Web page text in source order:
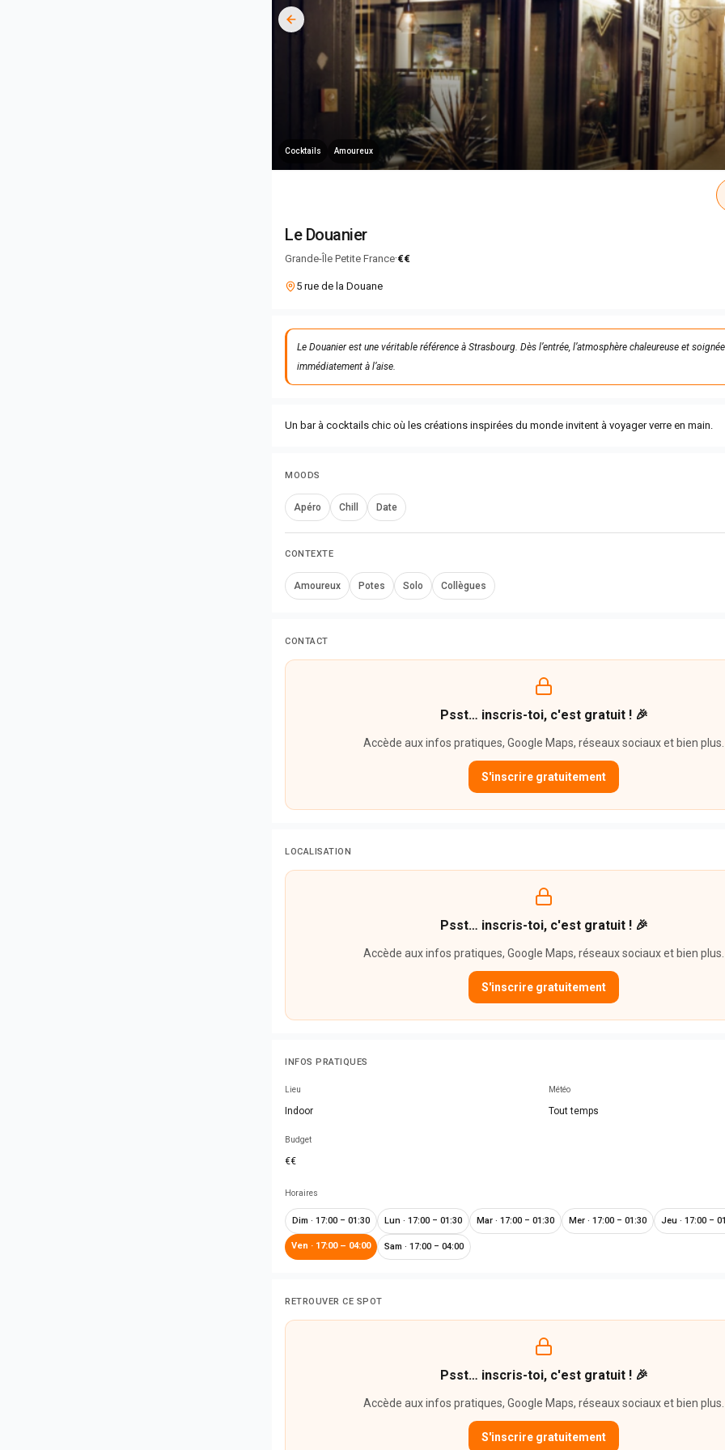
Cocktails Amoureux
Le Douanier
Grande-Île Petite France·€€
5 rue de la Douane
Le Douanier est une véritable référence à Strasbourg. Dès l’entrée, l’atmosphère chaleureuse et
immédiatement à l’aise.
Un bar à cocktails chic où les créations inspirées du monde invitent à voyager verre en main.
MOODS
Apéro Chill Date
CONTEXTE
Amoureux Potes Solo Collègues
CONTACT
Psst… inscris-toi, c'est gratuit ! 🎉
Accède aux infos pratiques, Google Maps, réseaux sociaux et bien plus.
S'inscrire gratuitement
LOCALISATION
Psst… inscris-toi, c'est gratuit ! 🎉
Accède aux infos pratiques, Google Maps, réseaux sociaux et bien plus.
S'inscrire gratuitement
INFOS PRATIQUES
Lieu
Indoor
Météo
Tout temps
Budget
€€
Horaires
Dim · 17:00 – 01:30 Lun · 17:00 – 01:30 Mar · 17:00 – 01:30 Mer · 17:00 – 01:30 Jeu · 17:00 –
Ven · 17:00 – 04:00 Sam · 17:00 – 04:00
RETROUVER CE SPOT
Psst… inscris-toi, c'est gratuit ! 🎉
Accède aux infos pratiques, Google Maps, réseaux sociaux et bien plus.
S'inscrire gratuitement